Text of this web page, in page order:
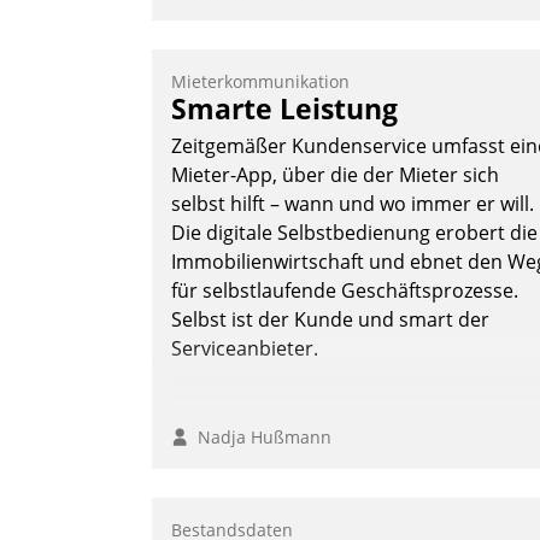
Mieterkommunikation
Smarte Leistung
Zeitgemäßer Kundenservice umfasst
Mieter-App, über die der Mieter sich
selbst hilft – wann und wo immer er will.
Die digitale Selbstbedienung erobert die
Immobilienwirtschaft und ebnet den
für selbstlaufende Geschäftsprozesse.
Selbst ist der Kunde und smart der
Serviceanbieter.
Nadja Hußmann
Bestandsdaten